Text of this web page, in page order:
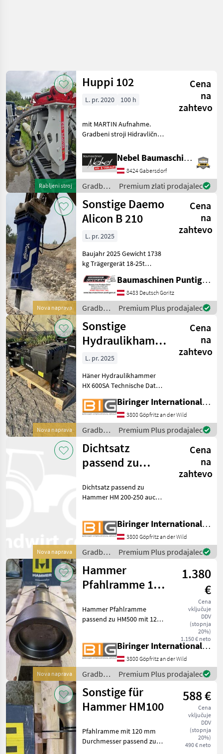
Rabljeni stroj
Huppi 102
Cena
na
zahtevo
L. pr. 2020 100 h
mit MARTIN Aufnahme.
Gradbeni stroji Hidravlična
Nebel Baumaschinen
8424 Gabersdorf
Gradbeni
stroji /
Huppi
Premium zlati prodajalec
Nova naprava
Sonstige Daemo
Alicon B 210
Cena
na
zahtevo
L. pr. 2025
Baujahr 2025 Gewicht 1738
kg Trägergerät 18-25t
170 bar Ölfluss 110-160
l/min Referenznummer:
10876 Baumaschinen
Puntigam GmbH Un
Baumaschinen Puntigam GmbH
8483 Deutsch Goritz
Gradbeni
stroji /
Sonstige
Premium Plus prodajalec
Nova naprava
Sonstige
Hydraulikhammer
HX 300A
Cena
na
zahtevo
L. pr. 2025
Häner Hydraulikhammer
HX 600SA Technische Daten:
l/min Gewicht: 120kg
Betriebsdruck/bar: 88-117
bar Gradbeni stroji
Hidravlična kladiva
Biringer International GmbH
3800 Göpfritz an der Wild
Gradbeni
stroji /
Sonstige
Premium Plus prodajalec
Nova naprava
Dichtsatz
passend zu
200-250
Cena
na
zahtevo
Dichtsatz passend zu
Hammer HM 200-250 auch
HM250 verfügbar! Gradbeni
stroji Hidravlična kladiva
Biringer International GmbH
3800 Göpfritz an der Wild
Gradbeni
stroji /
Hammer
Premium Plus prodajalec
Nova naprava
Hammer
Pfahlramme 120
1.380
€
Cena
vključuje
DDV
(stopnja
20%)
1.150 € neto
Hammer Pfahlramme
passend zu HM500 mit 120
Beispiel ! Gradbeni stroji
Hidravlična kladiva
Biringer International GmbH
3800 Göpfritz an der Wild
Gradbeni
stroji /
Hammer
Premium Plus prodajalec
Sonstige für
Hammer HM100
588 €
Cena
vključuje
DDV
(stopnja
20%)
490 € neto
Pfahlramme mit 120 mm
Durchmesser passend zu